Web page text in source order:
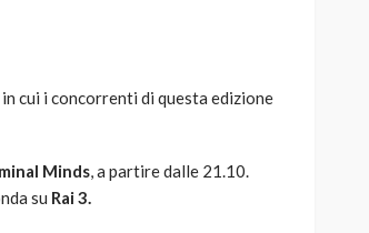
in cui i concorrenti di questa edizione
Minds, a partire dalle 21.10.
su Rai 3.
AUTO SPORT
Davis: tennis mondiale e
passione per